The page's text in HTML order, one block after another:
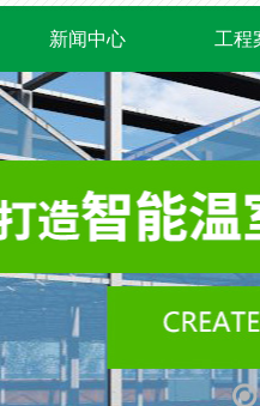
新闻中心 工程